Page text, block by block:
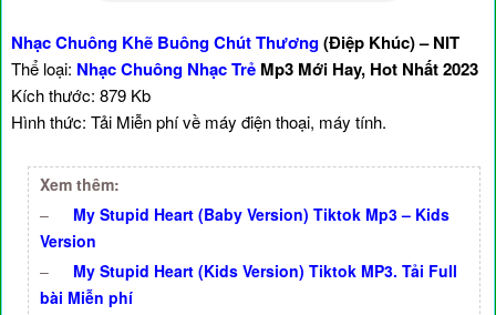
Nhạc Chuông Khẽ Buông Chút Thương(Điệp Khúc) – NIT
Thể loại: Nhạc Chuông Nhạc Trẻ Mp3 Mới Hay, Hot Nhất 2023
Kích thước: 879 Kb
Hình thức: Tải Miễn phí về máy điện thoại, máy tính.
Xem thêm:
–
My Stupid Heart (Baby Version) Tiktok Mp3 – Kids
Version
–
My Stupid Heart (Kids Version) Tiktok MP3. Tải Full
bài Miễn phí